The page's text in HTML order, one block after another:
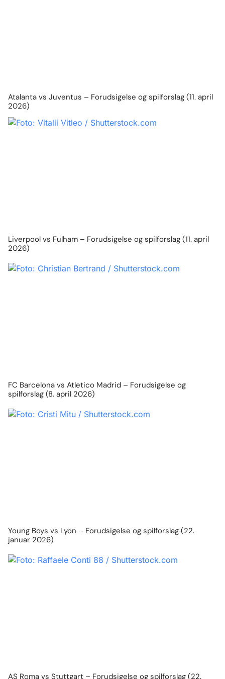
Atalanta vs Juventus – Forudsigelse og spilforslag (11. april
2026)
Liverpool vs Fulham – Forudsigelse og spilforslag (11. april
2026)
FC Barcelona vs Atletico Madrid – Forudsigelse og
spilforslag (8. april 2026)
Young Boys vs Lyon – Forudsigelse og spilforslag (22.
januar 2026)
AS Roma vs Stuttgart – Forudsigelse og spilforslag (22.